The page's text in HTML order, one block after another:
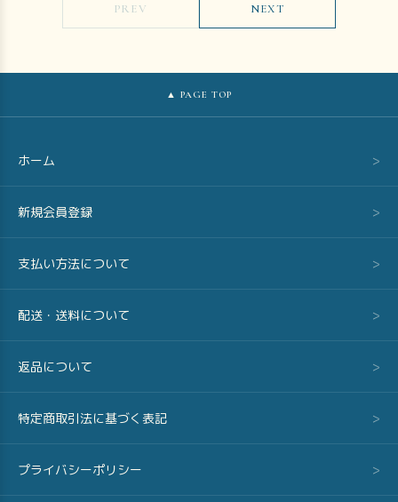
PREV NEXT
▲ PAGE TOP
ホーム >
新規会員登録 >
支払い方法について >
配送・送料について >
返品について >
特定商取引法に基づく表記 >
プライバシーポリシー >